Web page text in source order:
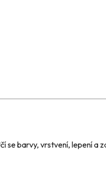
se barvy, vrstvení, lepení a